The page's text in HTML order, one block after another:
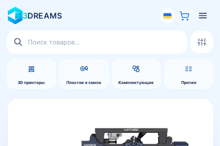
3DREAMS
3D принтеры Пластик и смола Комплектующие Прочее
товаров